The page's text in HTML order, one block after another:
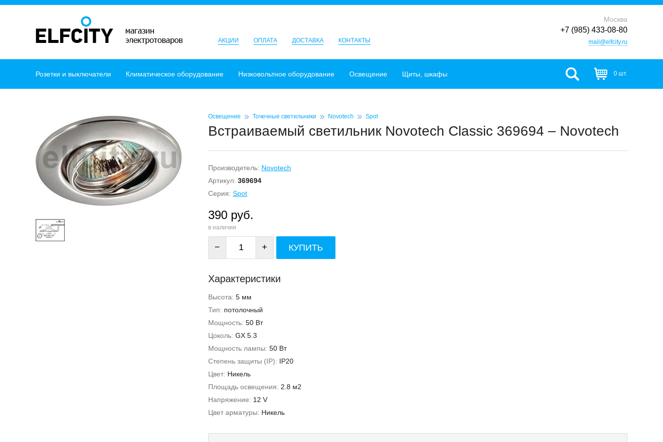
АКЦИИ ОПЛАТА ДОСТАВКА КОНТАКТЫ
Москва
+7 (985) 433-08-80
mail@elfcity.ru
Розетки и выключатели Климатическое оборудование Низковольтное оборудование Освещение Щиты, шкафы 0 шт.
Освещение Точечные светильники Novotech Spot
Встраиваемый светильник Novotech Classic 369694 – Novotech
Производитель: Novotech
Артикул: 369694
Серия: Spot
390 руб.
в наличии
− + КУПИТЬ
Характеристики
Высота: 5 мм
Тип: потолочный
Мощность: 50 Вт
Цоколь: GX 5.3
Мощность лампы: 50 Вт
Степень защиты (IP): IP20
Цвет: Никель
Площадь освещения: 2.8 м2
Напряжение: 12 V
Цвет арматуры: Никель